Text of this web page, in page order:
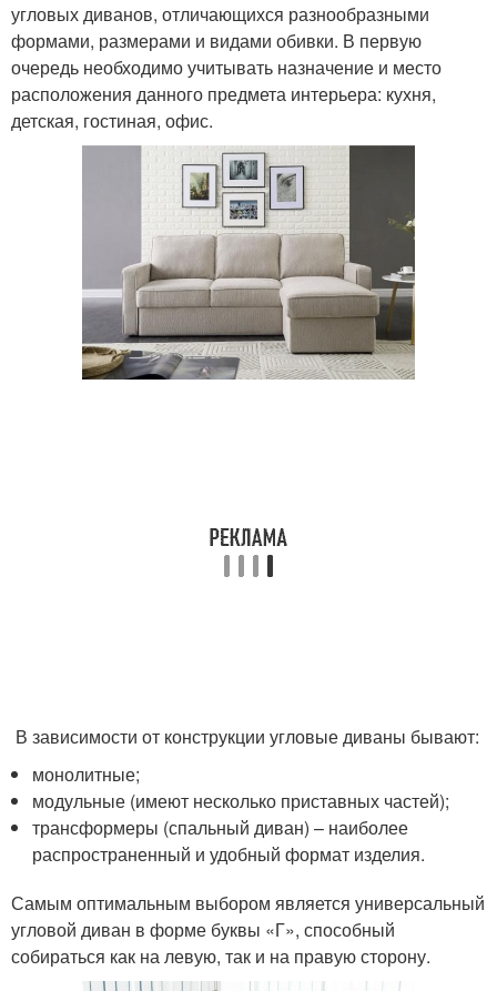
угловых диванов, отличающихся разнообразными
формами, размерами и видами обивки. В первую
очередь необходимо учитывать назначение и место
расположения данного предмета интерьера: кухня,
детская, гостиная, офис.
В зависимости от конструкции угловые диваны бывают:
монолитные;
модульные (имеют несколько приставных частей);
трансформеры (спальный диван) – наиболее
распространенный и удобный формат изделия.
Самым оптимальным выбором является универсальный
угловой диван в форме буквы «Г», способный
собираться как на левую, так и на правую сторону.